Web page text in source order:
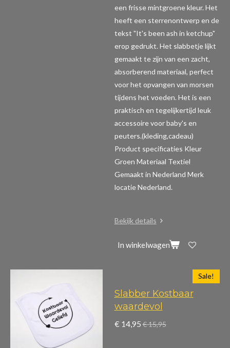
een frisse mintgroene kleur. Het
heeft een sterrenontwerp en de
tekst "It's been ash in ketchup"
erop gedrukt. Het slabbetje lijkt
gemaakt te zijn van een zacht,
absorberend materiaal, perfect
voor het opvangen van morsen
tijdens het voeden. Het is een
praktisch en tegelijkertijd leuk
accessoire voor baby's en
peuters.(kleding,cadeau)
Product specificaties Kleur
Groen Materiaal Textiel
Gemaakt in Nederland Merk
locatie Nederland.
Bekijk details
In winkelwagen
Sale!
Slabber Kostbaar
waardevol
€ 14,95 € 15,95